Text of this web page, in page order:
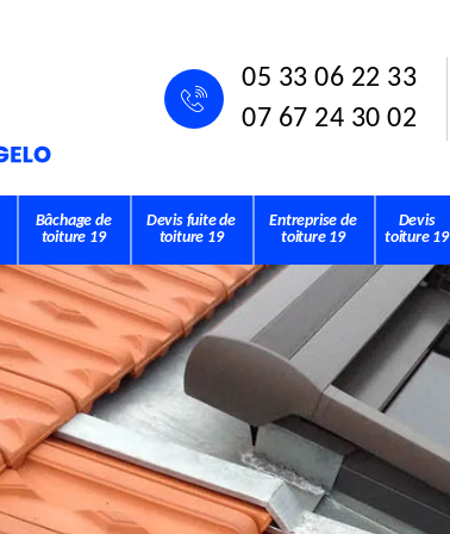
05 33 06 22 33
07 67 24 30 02
Bâchage de
toiture 19
Devis fuite de
toiture 19
Entreprise de
toiture 19
Devis
toiture 19